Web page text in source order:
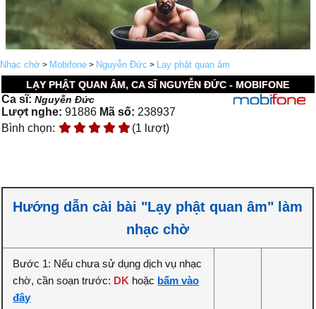
Nhạc chờ > Mobifone > Nguyễn Đức > Lạy phật quan âm
LẠY PHẬT QUAN ÂM, CA SĨ NGUYỄN ĐỨC - MOBIFONE
Ca sĩ:Nguyễn Đức
Lượt nghe: 91886 Mã số: 238937
Bình chọn:
(1 lượt)
Hướng dẫn cài bài "Lạy phật quan âm" làm
nhạc chờ
Bước 1: Nếu chưa sử dụng dịch vụ nhạc
chờ, cần soạn trước: DK hoặc bấm vào
đây